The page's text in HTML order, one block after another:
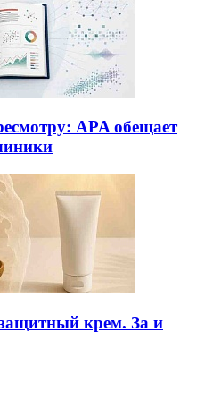
APA обещает
крем. За и